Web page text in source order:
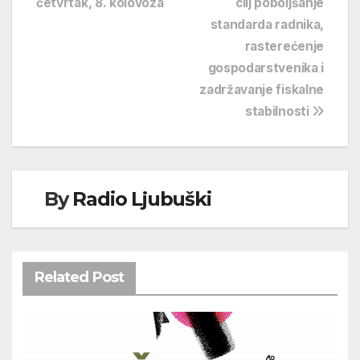
standarda radnika,
rasterećenje
gospodarstvenika i
zadržavanje fiskalne
stabilnosti
ByRadio Ljubuški
Related Post